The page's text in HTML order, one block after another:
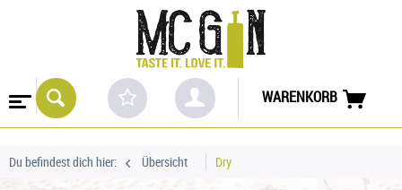
WARENKORB
Du befindest dich hier: Übersicht Dry